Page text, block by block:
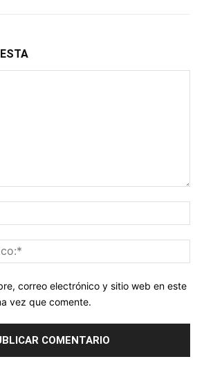
correo electrónico y sitio web en este
vez que comente.